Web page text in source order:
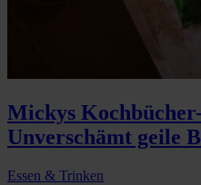
Mickys
Unverschämt geile
Essen & Trinken